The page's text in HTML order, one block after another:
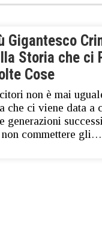
Gigantesco
Storia che ci
Cose
non è mai
che ci viene data a
generazioni
non commettere gli…